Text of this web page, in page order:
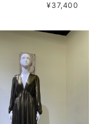
¥37,400